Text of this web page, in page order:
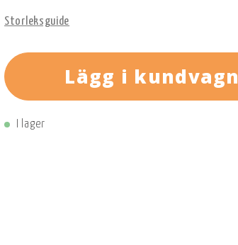
Storleksguide
Lägg i kundvagn
I lager